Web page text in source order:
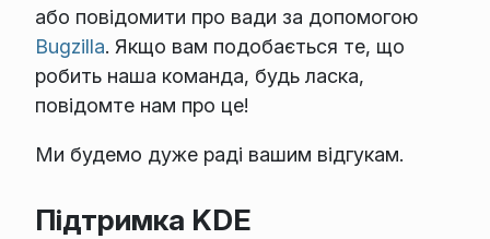
або повідомити про вади за допомогою
Bugzilla. Якщо вам подобається те, що
робить наша команда, будь ласка,
повідомте нам про це!
Ми будемо дуже раді вашим відгукам.
Підтримка KDE